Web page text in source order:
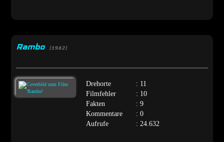
Rambo [1982]
Drehorte
: 11
Filmfehler
: 10
Fakten
: 9
Kommentare
: 0
Aufrufe
: 24.632